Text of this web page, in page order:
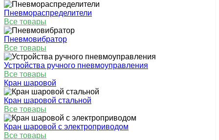
Пневмораспределители
Все товары
Пневмовибратор
Все товары
Устройства ручного пневмоуправления
Все товары
Кран шаровой
Кран шаровой стальной
Все товары
Кран шаровой с электроприводом
Все товары